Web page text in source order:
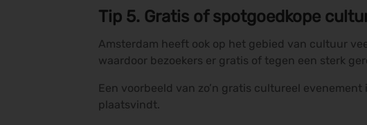
Tip 5. Gratis of spotgoedkope
Amsterdam heeft ook op het gebied van cultuur
waardoor bezoekers er gratis of tegen een sterk
Een voorbeeld van zo’n gratis cultureel
plaatsvindt.